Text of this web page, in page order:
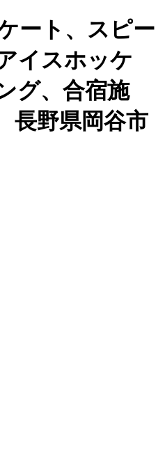
ート、スピー
イスホッケ
グ、合宿施
長野県岡谷市